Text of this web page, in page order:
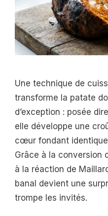
Une technique de
transforme la patate
d’exception : posée
elle développe une
cœur fondant
Grâce à la conversion
à la réaction de
banal devient une
trompe les invités.